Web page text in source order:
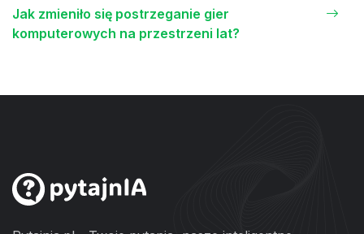
Jak zmieniło się postrzeganie gier
komputerowych na przestrzeni lat?